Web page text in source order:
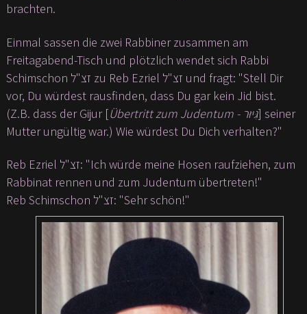
brachten.
Einmal sassen die zwei Rabbiner zusammen am
Freitagabend-Tisch und plötzlich wendet sich Rabbi
Schimschon זצ"ל zu Reb Ezriel זצ"ל und fragt: "Stell Dir
vor, Du würdest rausfinden, dass Du gar kein Jid bist.
(Z.B. dass der Gijur [
Übertritt zum Judentum - גִּיּוּר] seiner
Mutter ungültig war.) Wie würdest Du Dich verhalten?"
Reb Ezriel זצ"ל: "Ich würde meine Hosen raufziehen, zum
Rabbinat rennen und zum Judentum übertreten!"
Reb Schimschon זצ"ל: "Sehr schön!"